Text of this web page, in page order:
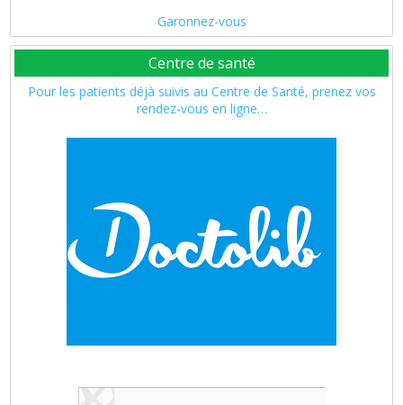
Garonnez-vous
Centre de santé
Pour les patients déjà suivis au Centre de Santé, prenez vos
rendez-vous en ligne…